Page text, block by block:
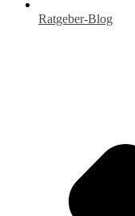
Ratgeber-Blog